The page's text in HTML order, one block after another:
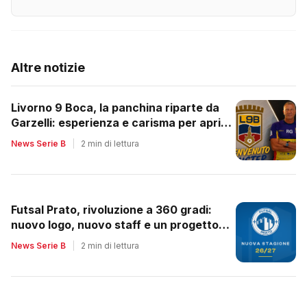
Altre notizie
Livorno 9 Boca, la panchina riparte da
Garzelli: esperienza e carisma per aprire
un nuovo ciclo
News Serie B 2 min di lettura
Futsal Prato, rivoluzione a 360 gradi:
nuovo logo, nuovo staff e un progetto
tutto da rilanciare
News Serie B 2 min di lettura